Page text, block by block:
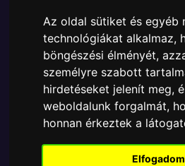
Az oldal sütiket és egyéb
technológiákat alkalmaz,
böngészési élményét,
személyre szabott
hirdetéseket jelenít meg,
weboldalunk forgalmát,
honnan érkeztek a
Elfogadom
Cikkszám:889698501507
Elérhetőség:Készleten
Ára:6190 Ft
A Funko POP - Marvel egyik
Funko - Miles Morales
Morales Classic Suit gyűjtői
ablakos csomagolásban azaz -
új gazdáját.